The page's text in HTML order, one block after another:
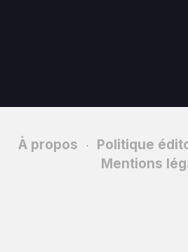
À propos · Politique
Mentions